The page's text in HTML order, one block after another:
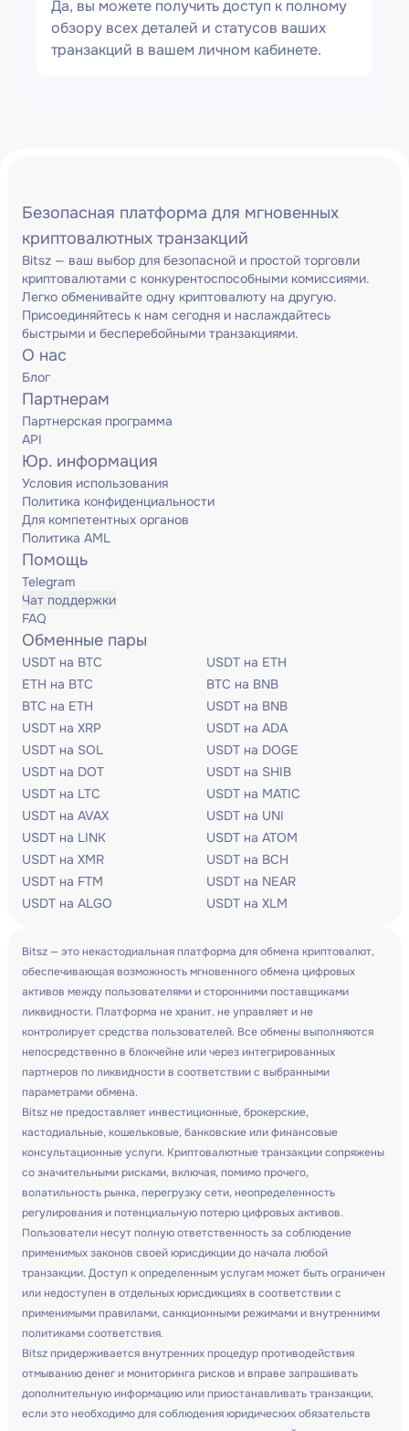
Да, вы можете получить доступ к полному
обзору всех деталей и статусов ваших
транзакций в вашем личном кабинете.
Безопасная платформа для мгновенных
криптовалютных транзакций
Bitsz — ваш выбор для безопасной и простой торговли
криптовалютами с конкурентоспособными комиссиями.
Легко обменивайте одну криптовалюту на другую.
Присоединяйтесь к нам сегодня и наслаждайтесь
быстрыми и бесперебойными транзакциями.
О нас
Блог
Партнерам
Партнерская программа
API
Юр. информация
Условия использования
Политика конфиденциальности
Для компетентных органов
Политика AML
Помощь
Telegram
Чат поддержки
FAQ
Обменные пары
USDT на BTC
USDT на ETH
ETH на BTC
BTC на BNB
BTC на ETH
USDT на BNB
USDT на XRP
USDT на ADA
USDT на SOL
USDT на DOGE
USDT на DOT
USDT на SHIB
USDT на LTC
USDT на MATIC
USDT на AVAX
USDT на UNI
USDT на LINK
USDT на ATOM
USDT на XMR
USDT на BCH
USDT на FTM
USDT на NEAR
USDT на ALGO
USDT на XLM
Bitsz — это некастодиальная платформа для обмена криптовалют,
обеспечивающая возможность мгновенного обмена цифровых
активов между пользователями и сторонними поставщиками
ликвидности. Платформа не хранит, не управляет и не
контролирует средства пользователей. Все обмены выполняются
непосредственно в блокчейне или через интегрированных
партнеров по ликвидности в соответствии с выбранными
параметрами обмена.
Bitsz не предоставляет инвестиционные, брокерские,
кастодиальные, кошельковые, банковские или финансовые
консультационные услуги. Криптовалютные транзакции сопряжены
со значительными рисками, включая, помимо прочего,
волатильность рынка, перегрузку сети, неопределенность
регулирования и потенциальную потерю цифровых активов.
Пользователи несут полную ответственность за соблюдение
применимых законов своей юрисдикции до начала любой
транзакции. Доступ к определенным услугам может быть ограничен
или недоступен в отдельных юрисдикциях в соответствии с
применимыми правилами, санкционными режимами и внутренними
политиками соответствия.
Bitsz придерживается внутренних процедур противодействия
отмыванию денег и мониторинга рисков и вправе запрашивать
дополнительную информацию или приостанавливать транзакции,
если это необходимо для соблюдения юридических обязательств